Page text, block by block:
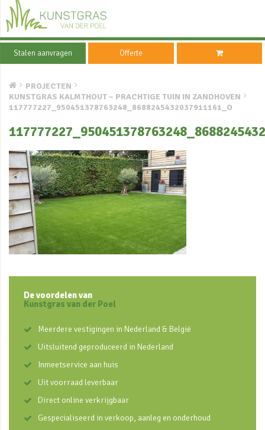
Stalen aanvragen Offerte
PROJECTEN
KUNSTGRAS KALMTHOUT – PRACHTIGE TUIN IN ZANDHOVEN
117777227_950451378763248_8688245432037911161_O
De voordelen van
Kunstgras van der Poel
Meerdere vestigingen in Nederland & België
Uitsluitend geproduceerd in Nederland
Inmeetservice aan huis
Uit voorraad leverbaar
Direct online verkrijgbaar
Gespecialiseerd in verkoop, aanleg en onderhoud